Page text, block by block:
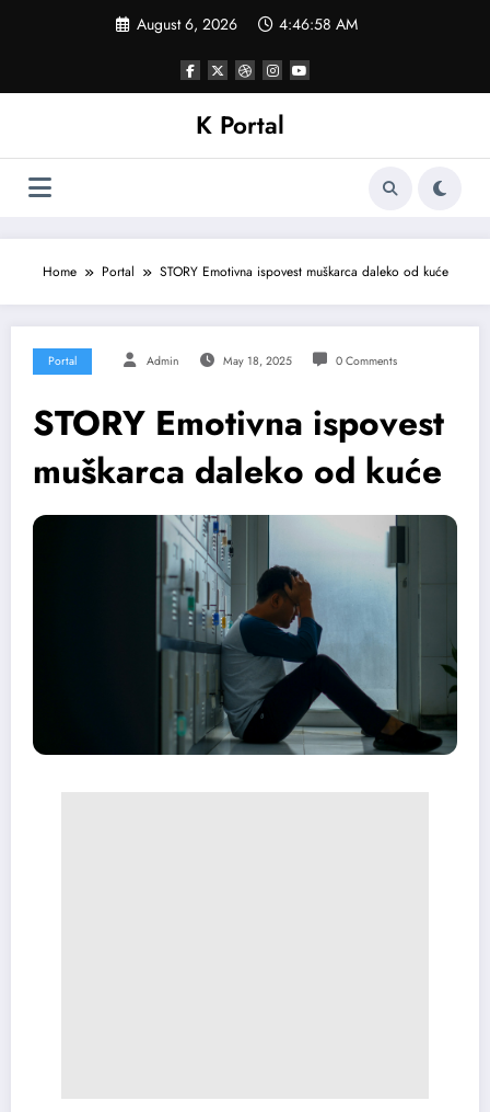
August 6, 2026 4:47:00 AM
K Portal
Home Portal STORY Emotivna ispovest muškarca daleko od kuće
Portal Admin May 18, 2025 0 Comments
STORY Emotivna ispovest
muškarca daleko od kuće